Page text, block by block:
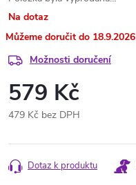
Na dotaz
18.9.2026
Možnosti doručení
579 Kč
479 Kč bez DPH
cena:
Dotaz k produktu